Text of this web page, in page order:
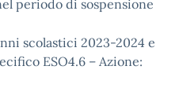
periodo di sospensione
scolastici 2023-2024 e
ESO4.6 – Azione: